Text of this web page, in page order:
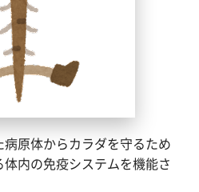
原体からカラダを守るため
内の免疫システムを機能さ